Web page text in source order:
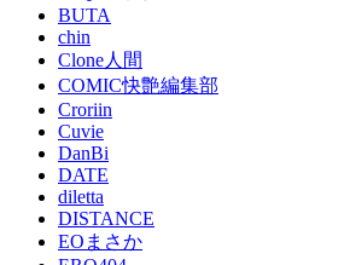
BUTA
chin
Clone人間
COMIC快艶編集部
Croriin
Cuvie
DanBi
DATE
diletta
DISTANCE
EOまさか